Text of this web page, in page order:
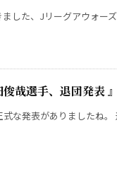
ました、Jリーグアウォー
俊哉選手、退団発表 』
式な発表がありましたね